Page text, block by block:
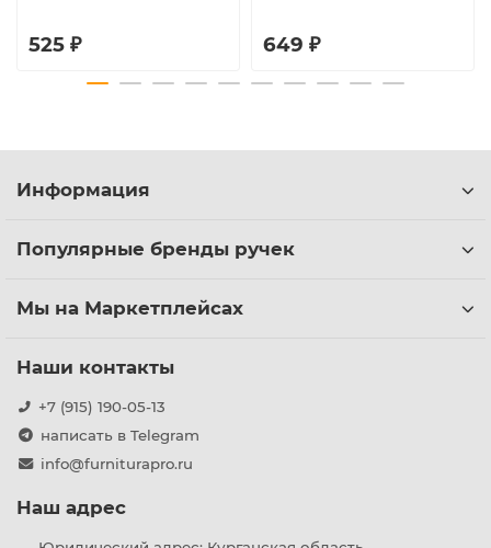
525 ₽ 649 ₽
Информация
Популярные бренды ручек
Мы на Маркетплейсах
Наши контакты
+7 (915) 190-05-13
написать в Telegram
info@furniturapro.ru
Наш адрес